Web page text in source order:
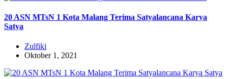
20 ASN MTsN 1 Kota Malang Terima Satyalancana Karya
Satya
Zulfiki
Oktober 1, 2021